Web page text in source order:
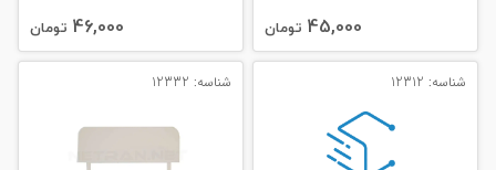
45,000 تومان 46,000 تومان
شناسه: 12312 شناسه: 12332